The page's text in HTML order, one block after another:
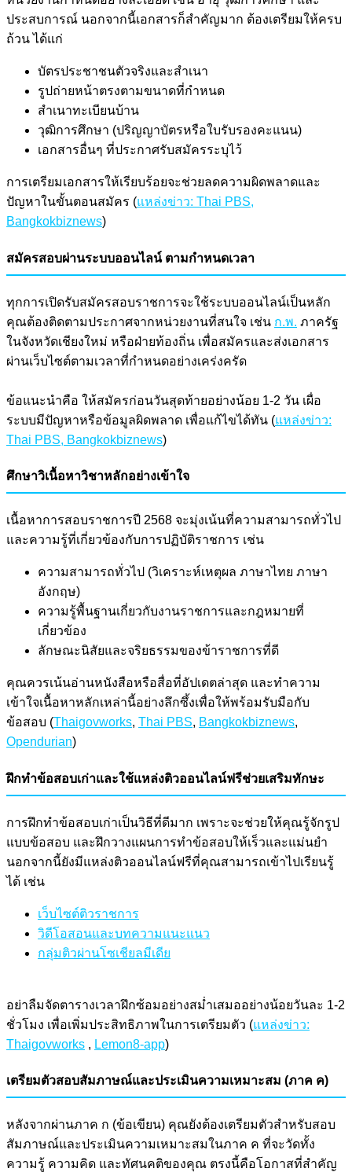
ประสบการณ์ นอกจากนี้เอกสารก็สำคัญมาก ต้องเตรียมให้ครบ
ถ้วน ได้แก่
บัตรประชาชนตัวจริงและสำเนา
รูปถ่ายหน้าตรงตามขนาดที่กำหนด
สำเนาทะเบียนบ้าน
วุฒิการศึกษา (ปริญญาบัตรหรือใบรับรองคะแนน)
เอกสารอื่นๆ ที่ประกาศรับสมัครระบุไว้
การเตรียมเอกสารให้เรียบร้อยจะช่วยลดความผิดพลาดและ
ปัญหาในขั้นตอนสมัคร (แหล่งข่าว: Thai PBS,
Bangkokbiznews)
สมัครสอบผ่านระบบออนไลน์ ตามกำหนดเวลา
ทุกการเปิดรับสมัครสอบราชการจะใช้ระบบออนไลน์เป็นหลัก
คุณต้องติดตามประกาศจากหน่วยงานที่สนใจ เช่น ก.พ. ภาครัฐ
ในจังหวัดเชียงใหม่ หรือฝ่ายท้องถิ่น เพื่อสมัครและส่งเอกสาร
ผ่านเว็บไซต์ตามเวลาที่กำหนดอย่างเคร่งครัด
ข้อแนะนำคือ ให้สมัครก่อนวันสุดท้ายอย่างน้อย 1-2 วัน เผื่อ
ระบบมีปัญหาหรือข้อมูลผิดพลาด เพื่อแก้ไขได้ทัน (แหล่งข่าว:
Thai PBS, Bangkokbiznews)
ศึกษาวิเนื้อหาวิชาหลักอย่างเข้าใจ
เนื้อหาการสอบราชการปี 2568 จะมุ่งเน้นที่ความสามารถทั่วไป
และความรู้ที่เกี่ยวข้องกับการปฏิบัติราชการ เช่น
ความสามารถทั่วไป (วิเคราะห์เหตุผล ภาษาไทย ภาษา
อังกฤษ)
ความรู้พื้นฐานเกี่ยวกับงานราชการและกฎหมายที่
เกี่ยวข้อง
ลักษณะนิสัยและจริยธรรมของข้าราชการที่ดี
คุณควรเน้นอ่านหนังสือหรือสื่อที่อัปเดตล่าสุด และทำความ
เข้าใจเนื้อหาหลักเหล่านี้อย่างลึกซึ้งเพื่อให้พร้อมรับมือกับ
ข้อสอบ (Thaigovworks, Thai PBS, Bangkokbiznews,
Opendurian)
ฝึกทำข้อสอบเก่าและใช้แหล่งติวออนไลน์ฟรีช่วยเสริมทักษะ
การฝึกทำข้อสอบเก่าเป็นวิธีที่ดีมาก เพราะจะช่วยให้คุณรู้จักรูป
แบบข้อสอบ และฝึกวางแผนการทำข้อสอบให้เร็วและแม่นยำ
นอกจากนี้ยังมีแหล่งติวออนไลน์ฟรีที่คุณสามารถเข้าไปเรียนรู้
ได้ เช่น
เว็บไซต์ติวราชการ
วิดีโอสอนและบทความแนะแนว
กลุ่มติวผ่านโซเชียลมีเดีย
อย่าลืมจัดตารางเวลาฝึกซ้อมอย่างสม่ำเสมออย่างน้อยวันละ 1-2
ชั่วโมง เพื่อเพิ่มประสิทธิภาพในการเตรียมตัว (แหล่งข่าว:
Thaigovworks , Lemon8-app)
เตรียมตัวสอบสัมภาษณ์และประเมินความเหมาะสม (ภาค ค)
หลังจากผ่านภาค ก (ข้อเขียน) คุณยังต้องเตรียมตัวสำหรับสอบ
สัมภาษณ์และประเมินความเหมาะสมในภาค ค ที่จะวัดทั้ง
ความรู้ ความคิด และทัศนคติของคุณ ตรงนี้คือโอกาสที่สำคัญ